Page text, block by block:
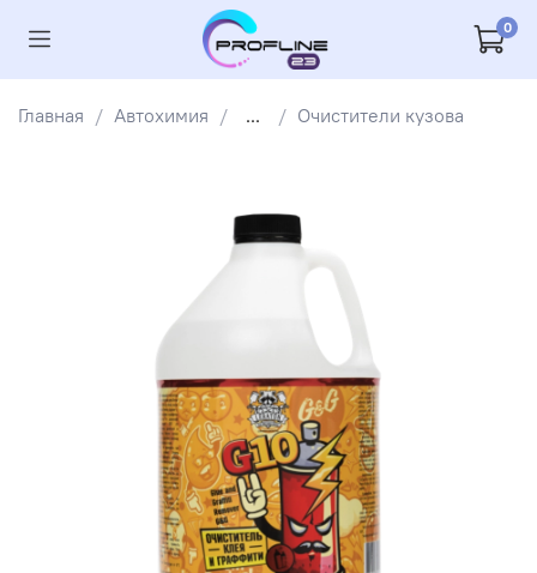
0
Главная Автохимия ... Очистители кузова